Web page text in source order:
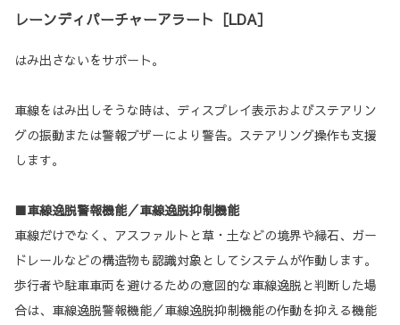
レーンディパーチャーアラート［LDA］
はみ出さないをサポート。
車線をはみ出しそうな時は、ディスプレイ表示およびステアリン
グの振動または警報ブザーにより警告。ステアリング操作も支援
します。
■車線逸脱警報機能／車線逸脱抑制機能
車線だけでなく、アスファルトと草・土などの境界や縁石、ガー
ドレールなどの構造物も認識対象としてシステムが作動します。
歩行者や駐車車両を避けるための意図的な車線逸脱と判断した場
合は、車線逸脱警報機能／車線逸脱抑制機能の作動を抑える機能